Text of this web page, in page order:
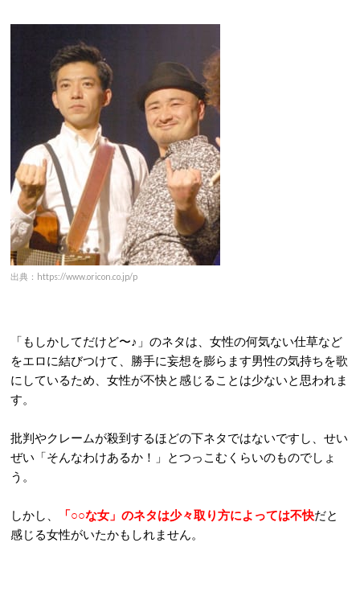
出典：https://www.oricon.co.jp/p
「もしかしてだけど〜♪」のネタは、女性の何気ない仕草など
をエロに結びつけて、勝手に妄想を膨らます男性の気持ちを歌
にしているため、女性が不快と感じることは少ないと思われま
す。
批判やクレームが殺到するほどの下ネタではないですし、せい
ぜい「そんなわけあるか！」とつっこむくらいのものでしょ
う。
しかし、 「○○な女」のネタは少々取り方によっては不快だと
感じる女性がいたかもしれません。